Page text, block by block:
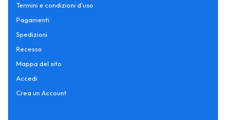
Termini e condizioni d'uso
Pagamenti
Spedizioni
Recesso
Mappa del sito
Accedi
Crea un Account